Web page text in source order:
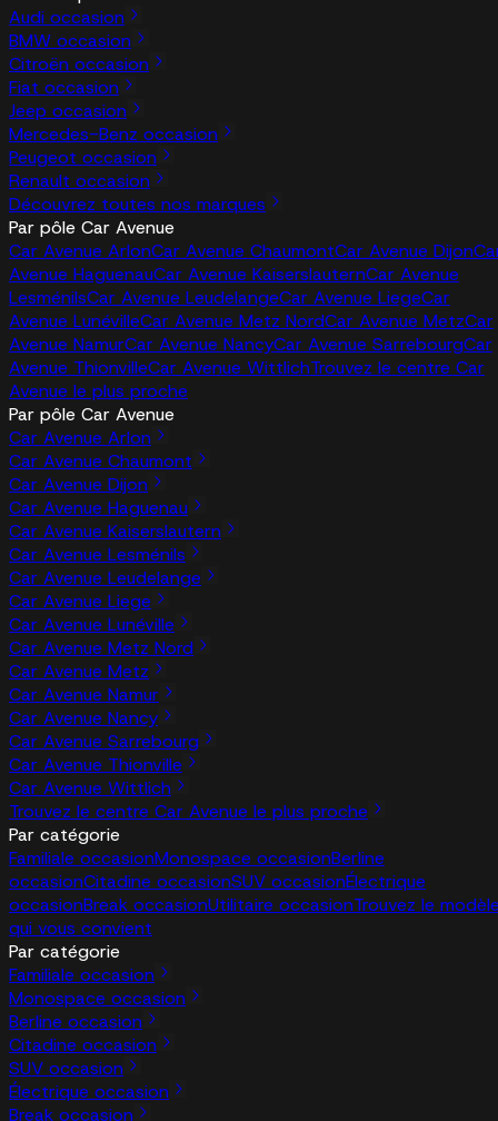
Audi occasion
BMW occasion
Citroën occasion
Fiat occasion
Jeep occasion
Mercedes-Benz occasion
Peugeot occasion
Renault occasion
Découvrez toutes nos marques
Par pôle Car Avenue
Car Avenue ArlonCar Avenue ChaumontCar Avenue Dijon
Avenue HaguenauCar Avenue KaiserslauternCar Avenue
LesménilsCar Avenue LeudelangeCar Avenue LiegeCar
Avenue LunévilleCar Avenue Metz NordCar Avenue MetzCar
Avenue NamurCar Avenue NancyCar Avenue SarrebourgCar
Avenue ThionvilleCar Avenue WittlichTrouvez le centre Car
Avenue le plus proche
Par pôle Car Avenue
Car Avenue Arlon
Car Avenue Chaumont
Car Avenue Dijon
Car Avenue Haguenau
Car Avenue Kaiserslautern
Car Avenue Lesménils
Car Avenue Leudelange
Car Avenue Liege
Car Avenue Lunéville
Car Avenue Metz Nord
Car Avenue Metz
Car Avenue Namur
Car Avenue Nancy
Car Avenue Sarrebourg
Car Avenue Thionville
Car Avenue Wittlich
Trouvez le centre Car Avenue le plus proche
Par catégorie
Familiale occasionMonospace occasionBerline
occasionCitadine occasionSUV occasionÉlectrique
occasionBreak occasionUtilitaire occasionTrouvez le
qui vous convient
Par catégorie
Familiale occasion
Monospace occasion
Berline occasion
Citadine occasion
SUV occasion
Électrique occasion
Break occasion